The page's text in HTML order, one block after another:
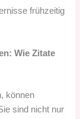
frühzeitig
Wie Zitate
können
sind nicht nur